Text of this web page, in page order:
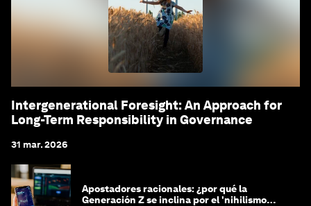
Intergenerational Foresight: An Approach for
Long-Term Responsibility in Governance
31 mar. 2026
Apostadores racionales: ¿por qué la
Generación Z se inclina por el 'nihilismo